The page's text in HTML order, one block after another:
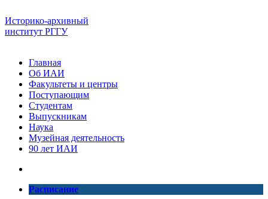
Историко-архивный
институт РГГУ
Главная
Об ИАИ
Факультеты и центры
Поступающим
Студентам
Выпускникам
Наука
Музейная деятельность
90 лет ИАИ
Расписание